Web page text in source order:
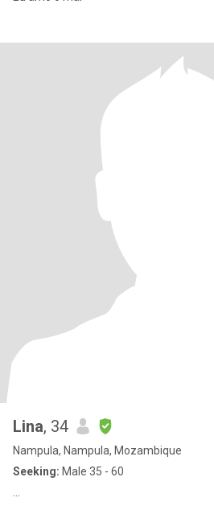
Lina, 34
Nampula, Nampula, Mozambique
Seeking: Male 35 - 60